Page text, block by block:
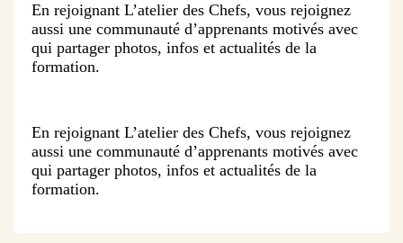
En rejoignant L’atelier des Chefs, vous rejoignez
aussi une communauté d’apprenants motivés avec
qui partager photos, infos et actualités de la
formation.
En rejoignant L’atelier des Chefs, vous rejoignez
aussi une communauté d’apprenants motivés avec
qui partager photos, infos et actualités de la
formation.